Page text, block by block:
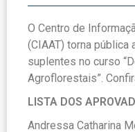
O Centro de
(CIAAT) torna
suplentes no curso
Agroflorestais”.
LISTA DOS
Andressa Catharina